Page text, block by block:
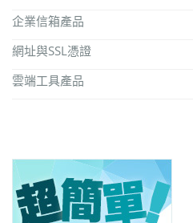
企業信箱產品
網址與SSL憑證
雲端工具產品